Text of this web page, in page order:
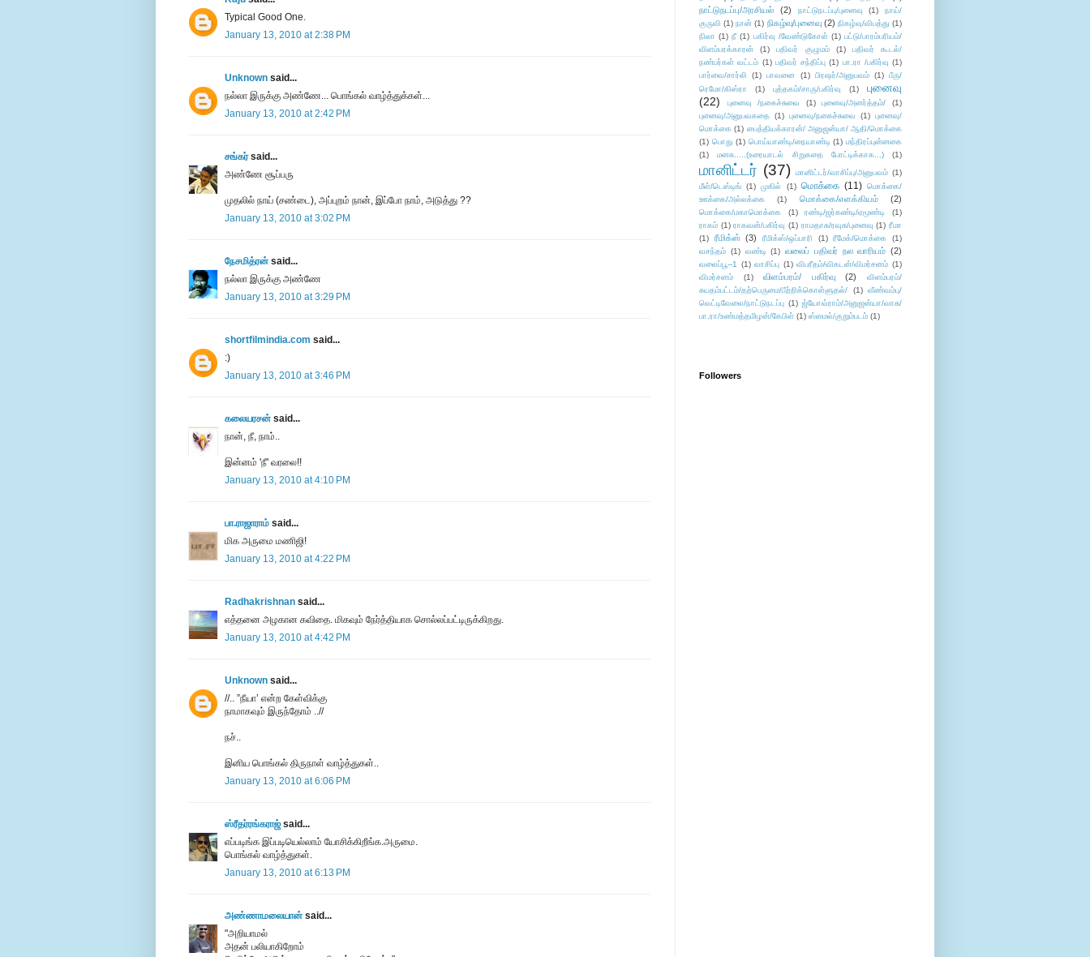
Typical Good One.
January 13, 2010 at 2:38 PM
Unknown said...
நல்லா இருக்கு அண்ணே... பொங்கல் வாழ்த்துக்கள்...
January 13, 2010 at 2:42 PM
சங்கர்said...
அண்ணே சூப்பரு
முதலில் நாய் (சண்டை), அப்புறம் நான், இப்போ நாம், அடுத்து ??
January 13, 2010 at 3:02 PM
நேசமித்ரன் said...
நல்லா இருக்கு அண்ணே
January 13, 2010 at 3:29 PM
shortfilmindia.com said...
:)
January 13, 2010 at 3:46 PM
கலையரசன் said...
நான், நீ, நாம்..
இன்னம் 'நீ' வரலை!!
January 13, 2010 at 4:10 PM
பா.ராஜாராம் said...
மிக அருமை மணிஜி!
January 13, 2010 at 4:22 PM
Radhakrishnan said...
எத்தனை அழகான கவிதை. மிகவும் நேர்த்தியாக சொல்லப்பட்டிருக்கிறது.
January 13, 2010 at 4:42 PM
Unknown said...
//.. ”நீயா’ என்ற கேள்விக்கு
நாமாகவும் இருந்தோம் ..//
நச்..
இனிய பொங்கல் திருநாள் வாழ்த்துகள்..
January 13, 2010 at 6:06 PM
ஸ்ரீதர்ரங்கராஜ்said...
எப்படிங்க இப்படியெல்லாம் யோசிக்கிறீங்க.அருமை.
பொங்கல் வாழ்த்துகள்.
January 13, 2010 at 6:13 PM
அண்ணாமலையான் said...
"அறியாமல்
அதன் பலியாகிறோம்
நாட்டுநடப்பு/அரசியல் (2) நாட்டுநடப்பு/புனைவு (1)
நாய்/
குருவி (1) நான் (1) நிகழ்வு/புனைவு (2) நிகழ்வு/விபத்து (1)
நிலா (1) நீ (1) பகிர்வு /வேண்டுகோள் (1) பட்டு/பாரம்பரியம்/
விளம்பரக்காரன்
(1) பதிவர் குழுமம் (1)
பதிவர் கூடல்/
நண்பர்கள் வட்டம் (1) பதிவர் சந்திப்பு (1) பா.ரா /பகிர்வு (1)
பார்வை/சார்லி
(1) பாவனை (1) பிரஷர்/அனுபவம் (1) பீரு/
ரெமோ/கிஸ்ரா
(1) புத்தகம்/சாரு/பகிர்வு (1)
புனைவு
(22)
புனைவு /நகைச்சுவை (1) புனைவு/அனர்த்தம்/
(1)
புனைவு/அனுபவகதை (1) புனைவு/நகைச்சுவை (1) புனைவு/
மொக்கை (1) பைத்தியக்காரன்/ அனுஜன்யா/ ஆதி/மொக்கை
(1) பொது (1) பொய்யாண்டி/நையாண்டி (1) மந்திரப்புன்னகை
(1)
மனசு.....(உரையாடல் சிறுகதை போட்டிக்காக...) (1)
மானிட்டர் (37) மானிட்டர்/வாசிப்பு/அனுபவம் (1)
மீள்/டெஸ்டிங் (1) முகில் (1) மொக்கை (11) மொக்கை/
ஊக்கை/அல்லக்கை
(1) மொக்கை/எளக்கியம் (2)
மொக்கை/மகாமொக்கை (1) ரண்டி/ஜர்கண்டி/ஏமூண்டி
(1)
ராகம் (1) ராகவன்/பகிர்வு (1) ராமதாசு/ரவுசு/புனைவு (1) ரீமா
(1)
ரீமிக்ஸ் (3) ரீமிக்ஸ்/ஒப்பாரி (1) ரீமேக்/மொக்கை
(1)
வசந்தம் (1) வண்டி (1) வலைப் பதிவர் நல வாரியம் (2)
வலைப்பூ--1 (1) வாசிப்பு (1) விபரீதம்/விகடன்/விமர்சனம் (1)
விமர்சனம்
(1) விளம்பரம்/ பகிர்வு (2)
விளம்பரம்/
சுயதம்பட்டம்/தற்பெருமை/பீற்றிக்கொள்ளுதல்/
(1) வீண்வம்பு/
வெட்டிவேலை/நாட்டுநடப்பு (1) ஜ்யோவ்ராம்/அனுஜன்யா/வாசு/
பா.ரா/உண்மத்தமிழன்/கேபிள் (1) ஸ்மைல்/குறும்படம் (1)
Followers